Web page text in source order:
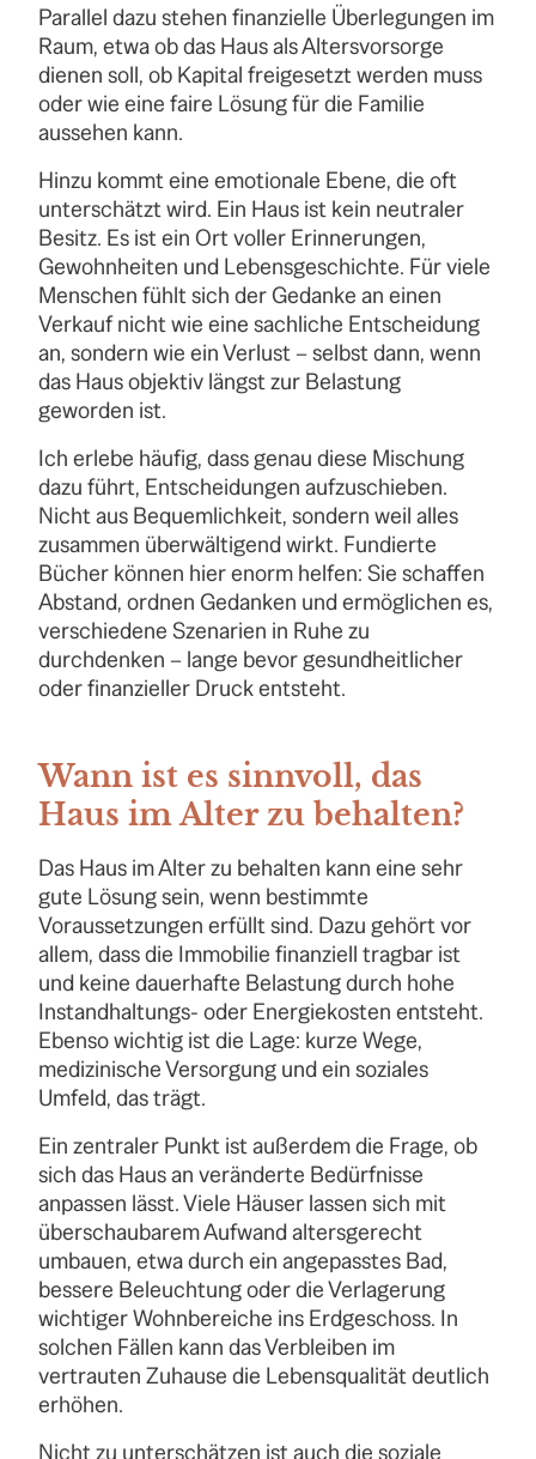
Parallel dazu stehen finanzielle Überlegungen im
Raum, etwa ob das Haus als Altersvorsorge
dienen soll, ob Kapital freigesetzt werden muss
oder wie eine faire Lösung für die Familie
aussehen kann.
Hinzu kommt eine emotionale Ebene, die oft
unterschätzt wird. Ein Haus ist kein neutraler
Besitz. Es ist ein Ort voller Erinnerungen,
Gewohnheiten und Lebensgeschichte. Für viele
Menschen fühlt sich der Gedanke an einen
Verkauf nicht wie eine sachliche Entscheidung
an, sondern wie ein Verlust – selbst dann, wenn
das Haus objektiv längst zur Belastung
geworden ist.
Ich erlebe häufig, dass genau diese Mischung
dazu führt, Entscheidungen aufzuschieben.
Nicht aus Bequemlichkeit, sondern weil alles
zusammen überwältigend wirkt. Fundierte
Bücher können hier enorm helfen: Sie schaffen
Abstand, ordnen Gedanken und ermöglichen es,
verschiedene Szenarien in Ruhe zu
durchdenken – lange bevor gesundheitlicher
oder finanzieller Druck entsteht.
Wann ist es sinnvoll, das
Haus im Alter zu behalten?
Das Haus im Alter zu behalten kann eine sehr
gute Lösung sein, wenn bestimmte
Voraussetzungen erfüllt sind. Dazu gehört vor
allem, dass die Immobilie finanziell tragbar ist
und keine dauerhafte Belastung durch hohe
Instandhaltungs- oder Energiekosten entsteht.
Ebenso wichtig ist die Lage: kurze Wege,
medizinische Versorgung und ein soziales
Umfeld, das trägt.
Ein zentraler Punkt ist außerdem die Frage, ob
sich das Haus an veränderte Bedürfnisse
anpassen lässt. Viele Häuser lassen sich mit
überschaubarem Aufwand altersgerecht
umbauen, etwa durch ein angepasstes Bad,
bessere Beleuchtung oder die Verlagerung
wichtiger Wohnbereiche ins Erdgeschoss. In
solchen Fällen kann das Verbleiben im
vertrauten Zuhause die Lebensqualität deutlich
erhöhen.
Nicht zu unterschätzen ist auch die soziale